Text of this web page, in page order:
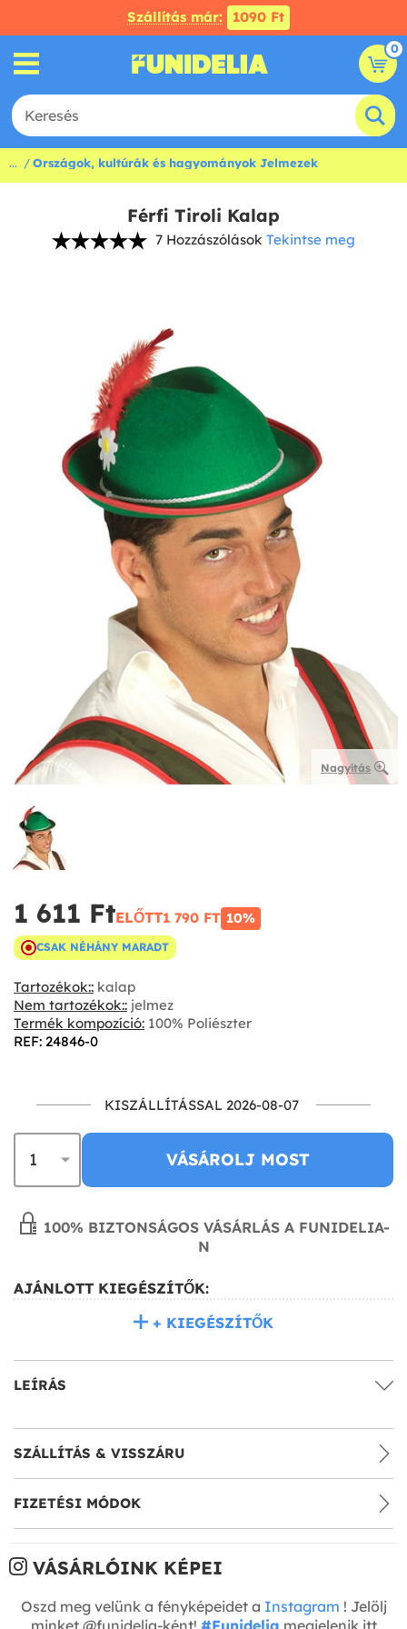
Szállítás már: 1090 Ft
0
... Országok, kultúrák és hagyományok Jelmezek
Férfi Tiroli Kalap
7 Hozzászólások Tekintse meg
Nagyítás
1 611 Ft‎ELŐTT1 790 FT‎ 10%
CSAK NÉHÁNY MARADT
Tartozékok:: kalap
Nem tartozékok:: jelmez
Termék kompozíció: 100% Poliészter
REF: 24846-0
KISZÁLLÍTÁSSAL 2026-08-07
VÁSÁROLJ MOST
100% BIZTONSÁGOS VÁSÁRLÁS A FUNIDELIA-
N
AJÁNLOTT KIEGÉSZÍTŐK:
+ KIEGÉSZÍTŐK
LEÍRÁS
SZÁLLÍTÁS & VISSZÁRU
FIZETÉSI MÓDOK
VÁSÁRLÓINK KÉPEI
Oszd meg velünk a fényképeidet a Instagram ! Jelölj
minket @funidelia-ként! #Funidelia megjelenik itt